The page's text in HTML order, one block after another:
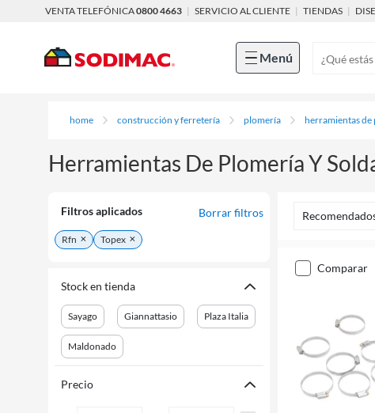
VENTA TELEFÓNICA0800 4663 | SERVICIO AL CLIENTE | TIENDAS |
Menú
home construcción y ferretería plomería herramientas de
Herramientas De Plomería Y
Filtros aplicados Borrar filtros
Rfn Topex
Stock en tienda
Sayago Giannattasio Plaza Italia
Maldonado
Precio
comparar